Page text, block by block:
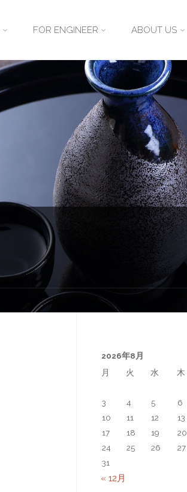
FOR ENGINEER ABOUT US
2026年8月
月
火 水 木
3
4 5 6
10
11 12 13
17
18 19 20
24
25 26 27
31
« 12月